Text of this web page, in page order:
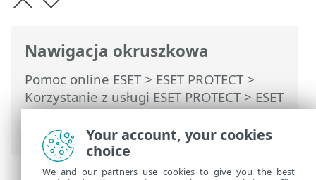
Nawigacja okruszkowa
Pomoc online ESET> ESET PROTECT>
Korzystanie z usługi ESET PROTECT>ESET
PROTECT Menu główne>Zadania>
Zadania klienta > Wyloguj
Your account, your cookies
choice
We and our partners use cookies to give you the best